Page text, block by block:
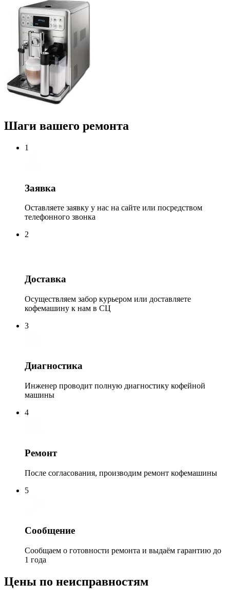
Шаги вашего ремонта
1
Заявка
Оставляете заявку у нас на сайте или посредством
телефонного звонка
2
Доставка
Осуществляем забор курьером или доставляете
кофемашину к нам в СЦ
3
Диагностика
Инженер проводит полную диагностику кофейной
машины
4
Ремонт
После согласования, производим ремонт кофемашины
5
Сообщение
Сообщаем о готовности ремонта и выдаём гарантию до
1 года
Цены по неисправностям